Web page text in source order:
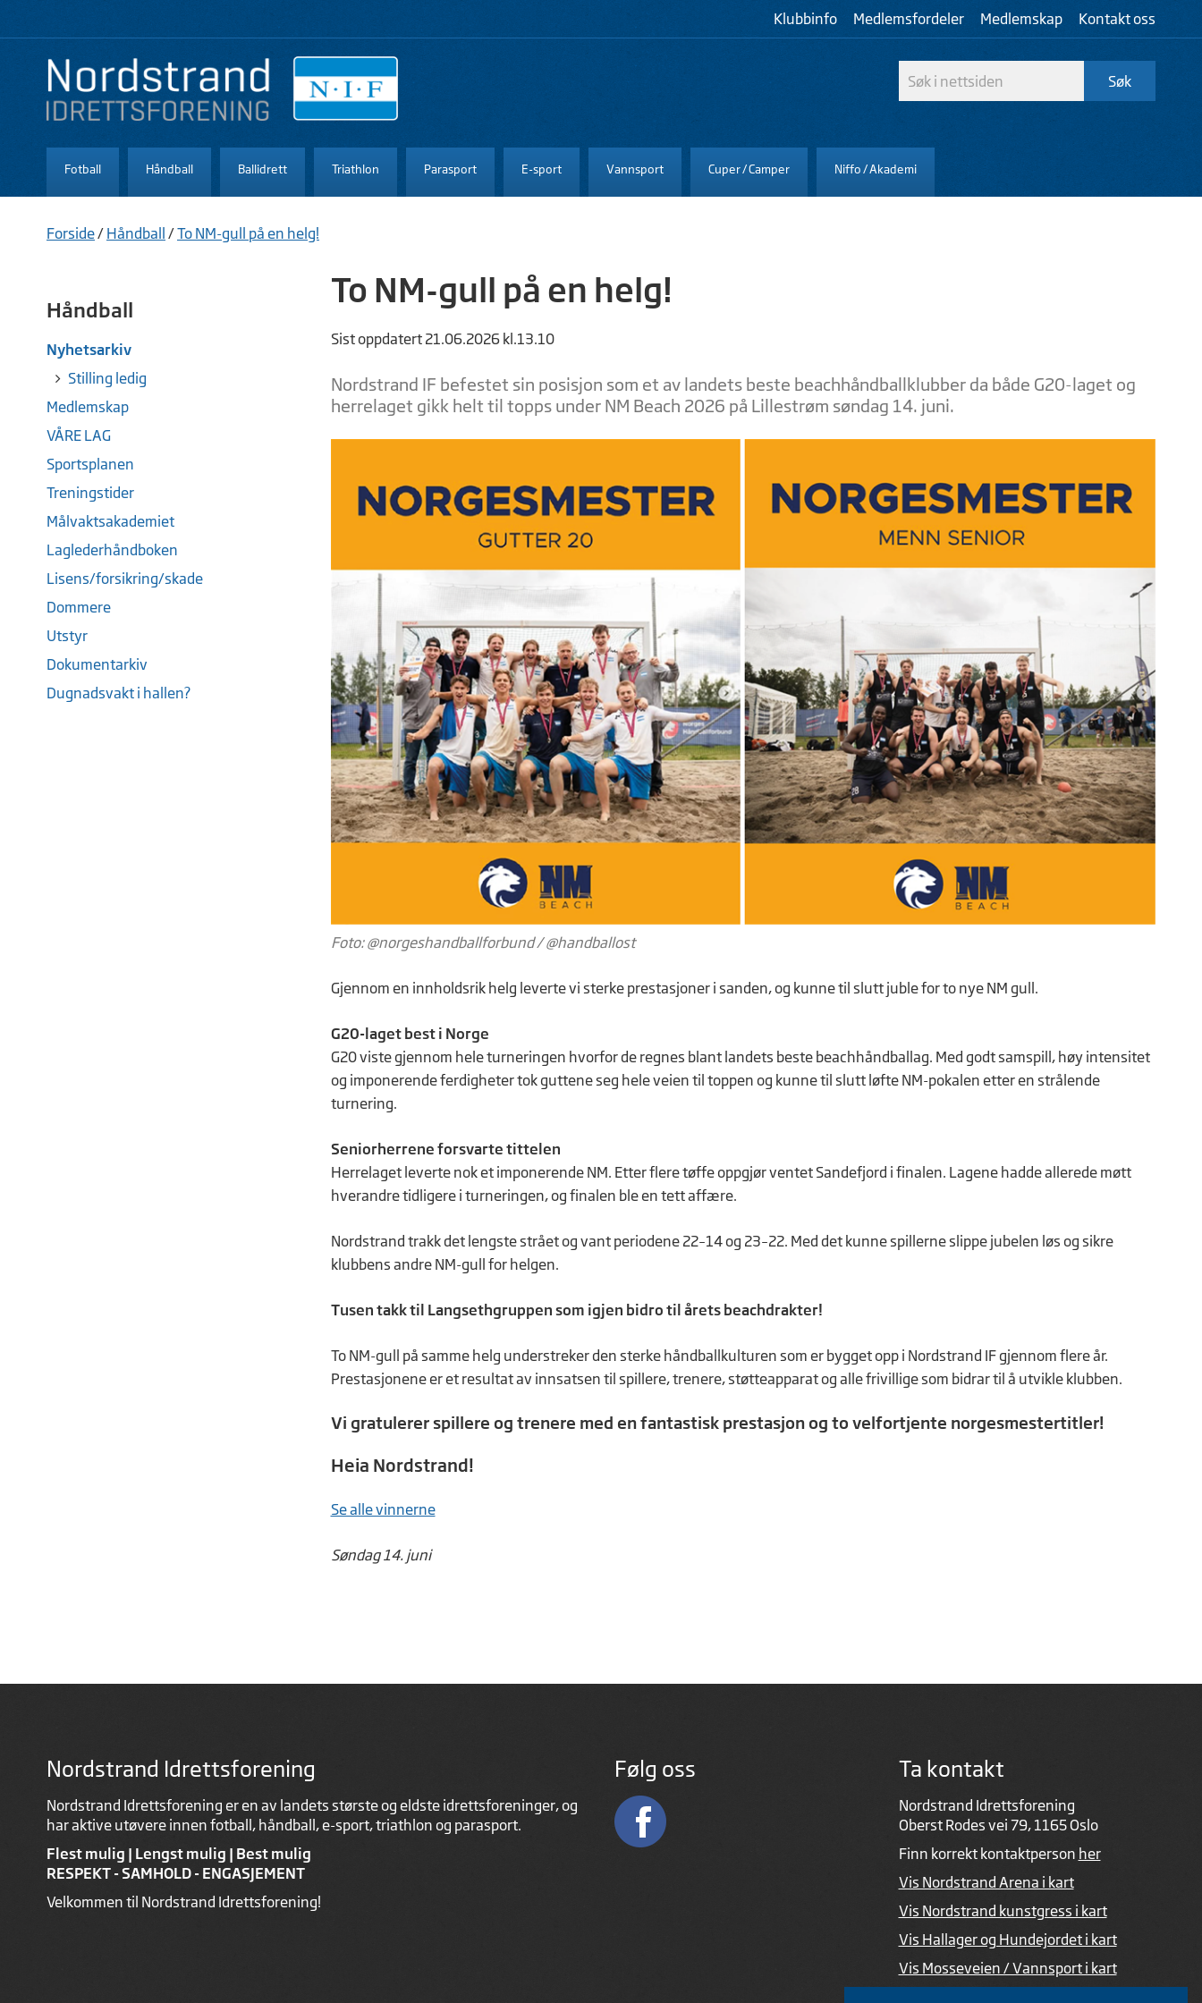
Klubbinfo Medlemsfordeler Medlemskap Kontakt oss
Fotball Håndball Ballidrett Triathlon Parasport E-sport Vannsport Cuper / Camper Niffo / Akademi
Forside/ Håndball /To NM-gull på en helg!
Håndball
Nyhetsarkiv
Stilling ledig
Medlemskap
VÅRE LAG
Sportsplanen
Treningstider
Målvaktsakademiet
Laglederhåndboken
Lisens/forsikring/skade
Dommere
Utstyr
Dokumentarkiv
Dugnadsvakt i hallen?
To NM-gull på en helg!
Sist oppdatert 21.06.2026 kl.13.10
Nordstrand IF befestet sin posisjon som et av landets beste beachhåndballklubber da både G20-laget og
herrelaget gikk helt til topps under NM Beach 2026 på Lillestrøm søndag 14. juni.
Foto: @norgeshandballforbund / @handballost
Gjennom en innholdsrik helg leverte vi sterke prestasjoner i sanden, og kunne til slutt juble for to nye NM gull.
G20-laget best i Norge
G20 viste gjennom hele turneringen hvorfor de regnes blant landets beste beachhåndballag. Med godt samspill, høy intensitet
og imponerende ferdigheter tok guttene seg hele veien til toppen og kunne til slutt løfte NM-pokalen etter en strålende
turnering.
Seniorherrene forsvarte tittelen
Herrelaget leverte nok et imponerende NM. Etter flere tøffe oppgjør ventet Sandefjord i finalen. Lagene hadde allerede møtt
hverandre tidligere i turneringen, og finalen ble en tett affære.
Nordstrand trakk det lengste strået og vant periodene 22–14 og 23–22. Med det kunne spillerne slippe jubelen løs og sikre
klubbens andre NM-gull for helgen.
Tusen takk til Langsethgruppen som igjen bidro til årets beachdrakter!
To NM-gull på samme helg understreker den sterke håndballkulturen som er bygget opp i Nordstrand IF gjennom flere år.
Prestasjonene er et resultat av innsatsen til spillere, trenere, støtteapparat og alle frivillige som bidrar til å utvikle klubben.
Vi gratulerer spillere og trenere med en fantastisk prestasjon og to velfortjente norgesmestertitler!
Heia Nordstrand!
Se alle vinnerne
Søndag 14. juni
Nordstrand Idrettsforening
Nordstrand Idrettsforening er en av landets største og eldste idrettsforeninger, og
har aktive utøvere innen fotball, håndball, e-sport, triathlon og parasport.
Flest mulig | Lengst mulig | Best mulig
RESPEKT - SAMHOLD - ENGASJEMENT
Velkommen til Nordstrand Idrettsforening!
Følg oss Ta kontakt
Nordstrand Idrettsforening
Oberst Rodes vei 79, 1165 Oslo
Finn korrekt kontaktperson her
Vis Nordstrand Arena i kart
Vis Nordstrand kunstgress i kart
Vis Hallager og Hundejordet i kart
Vis Mosseveien / Vannsport i kart